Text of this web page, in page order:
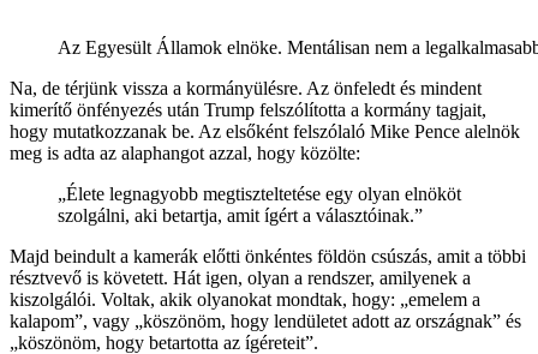
Az Egyesült Államok elnöke. Mentálisan nem a
Na, de térjünk vissza a kormányülésre. Az önfeledt és mindent
kimerítő önfényezés után Trump felszólította a kormány tagjait,
hogy mutatkozzanak be. Az elsőként felszólaló Mike Pence alelnök
meg is adta az alaphangot azzal, hogy közölte:
„Élete legnagyobb megtiszteltetése egy olyan elnököt
szolgálni, aki betartja, amit ígért a választóinak.”
Majd beindult a kamerák előtti önkéntes földön csúszás, amit a többi
résztvevő is követett. Hát igen, olyan a rendszer, amilyenek a
kiszolgálói. Voltak, akik olyanokat mondtak, hogy: „emelem a
kalapom”, vagy „köszönöm, hogy lendületet adott az országnak” és
„köszönöm, hogy betartotta az ígéreteit”.